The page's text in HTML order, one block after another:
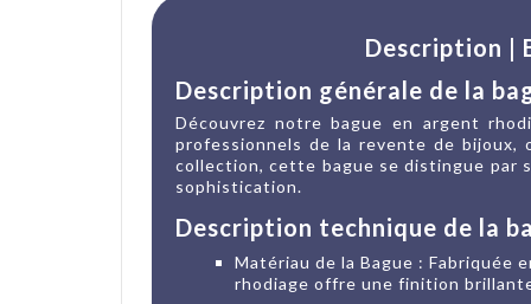
Description |
Description générale de la
Découvrez notre bague en argent
professionnels de la revente de
collection, cette bague se distingue par
sophistication.
Description technique de la
Matériau de la Bague : Fabriquée
rhodiage offre une finition